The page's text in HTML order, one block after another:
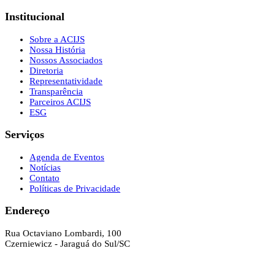
Institucional
Sobre a ACIJS
Nossa História
Nossos Associados
Diretoria
Representatividade
Transparência
Parceiros ACIJS
ESG
Serviços
Agenda de Eventos
Notícias
Contato
Políticas de Privacidade
Endereço
Rua Octaviano Lombardi, 100
Czerniewicz - Jaraguá do Sul/SC